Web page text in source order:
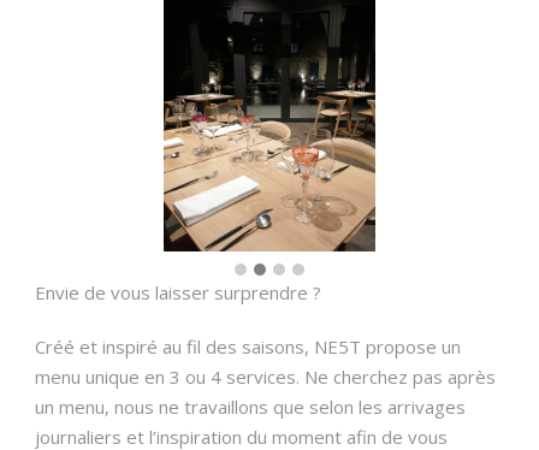
Envie de vous laisser surprendre ?
Créé et inspiré au fil des saisons, NE5T propose un
menu unique en 3 ou 4 services. Ne cherchez pas après
un menu, nous ne travaillons que selon les arrivages
journaliers et l’inspiration du moment afin de vous